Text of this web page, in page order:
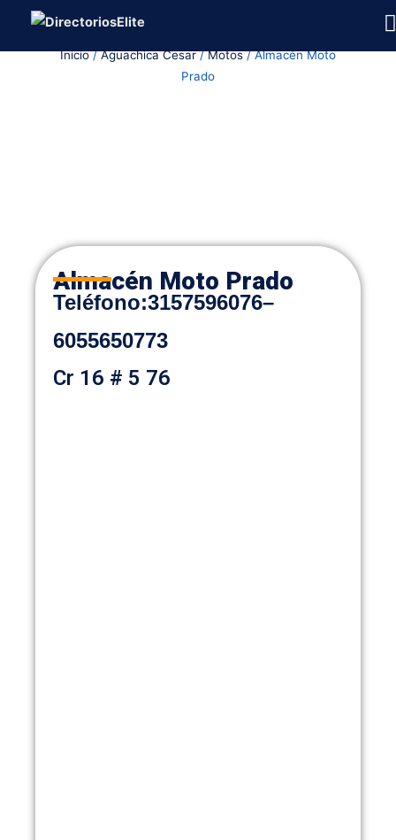
Inicio/Aguachica Cesar/Motos/ Almacén Moto
Prado
Almacén Moto Prado
Teléfono:3157596076–
6055650773
Cr 16 # 5 76